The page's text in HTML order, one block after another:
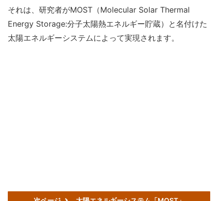
それは、研究者がMOST（Molecular Solar Thermal
Energy Storage:分子太陽熱エネルギー貯蔵）と名付けた
太陽エネルギーシステムによって実現されます。